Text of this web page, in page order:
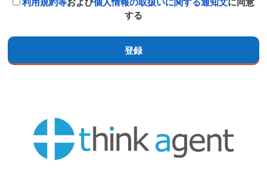
利用規約等および個人情報の取扱いに関する通知文に同意
する